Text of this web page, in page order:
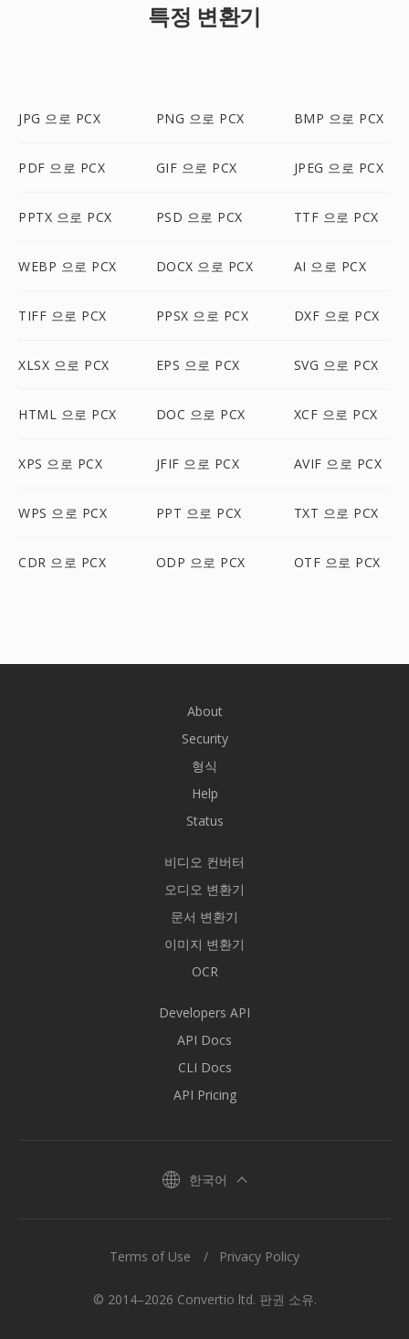
특정 변환기
JPG 으로 PCX PNG 으로 PCX BMP 으로 PCX
PDF 으로 PCX GIF 으로 PCX JPEG 으로 PCX
PPTX 으로 PCX PSD 으로 PCX TTF 으로 PCX
WEBP 으로 PCX DOCX 으로 PCX AI 으로 PCX
TIFF 으로 PCX PPSX 으로 PCX DXF 으로 PCX
XLSX 으로 PCX EPS 으로 PCX SVG 으로 PCX
HTML 으로 PCX DOC 으로 PCX XCF 으로 PCX
XPS 으로 PCX JFIF 으로 PCX AVIF 으로 PCX
WPS 으로 PCX PPT 으로 PCX TXT 으로 PCX
CDR 으로 PCX ODP 으로 PCX OTF 으로 PCX
About
Security
형식
Help
Status
비디오 컨버터
오디오 변환기
문서 변환기
이미지 변환기
OCR
Developers API
API Docs
CLI Docs
API Pricing
한국어
© 2014–2026 Convertio ltd. 판권 소유.
Terms of Use Privacy Policy